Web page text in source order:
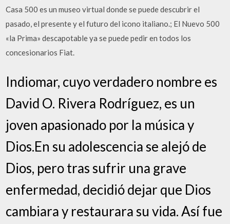
Casa 500 es un museo virtual donde se puede descubrir el
pasado, el presente y el futuro del icono italiano.; El Nuevo 500
«la Prima» descapotable ya se puede pedir en todos los
concesionarios Fiat.
Indiomar, cuyo verdadero nombre es
David O. Rivera Rodríguez, es un
joven apasionado por la música y
Dios.En su adolescencia se alejó de
Dios, pero tras sufrir una grave
enfermedad, decidió dejar que Dios
cambiara y restaurara su vida. Así fue